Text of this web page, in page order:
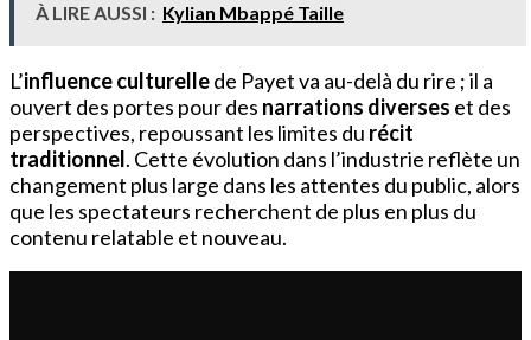
À LIRE AUSSI : Kylian Mbappé Taille
L’influence culturellede Payet va au-delà du rire ; il a
ouvert des portes pour des narrations diverses et des
perspectives, repoussant les limites du récit
traditionnel. Cette évolution dans l’industrie reflète un
changement plus large dans les attentes du public, alors
que les spectateurs recherchent de plus en plus du
contenu relatable et nouveau.